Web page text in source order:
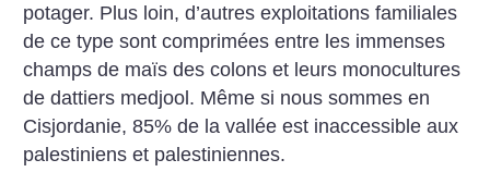
potager. Plus loin, d’autres exploitations familiales
de ce type sont comprimées entre les immenses
champs de maïs des colons et leurs monocultures
de dattiers medjool. Même si nous sommes en
Cisjordanie, 85% de la vallée est inaccessible aux
palestiniens et palestiniennes.